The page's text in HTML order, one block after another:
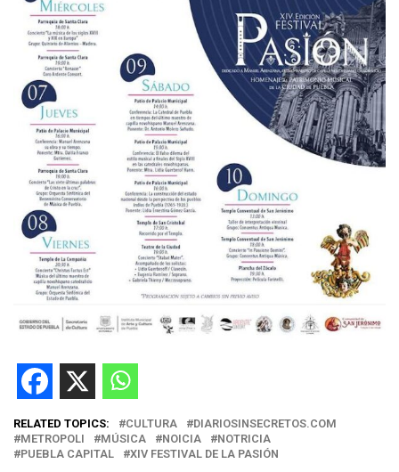
RELATED TOPICS: CULTURA
DIARIOSINSECRETOS.COM
METROPOLI
MÚSICA NOICIA
NOTRICIA
PUEBLA CAPITAL
XIV FESTIVAL DE LA PASIÓN